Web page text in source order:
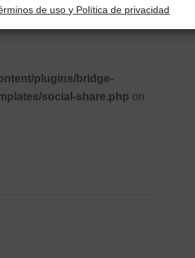
de uso y Política de privacidad
plugins/bridge-
social-share.php on